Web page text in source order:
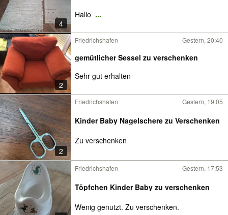
4
Hallo ...
2
Friedrichshafen Gestern, 20:40
gemütlicher Sessel zu verschenken
Sehr gut erhalten
2
Friedrichshafen Gestern, 19:05
Kinder Baby Nagelschere zu Verschenken
Zu verschenken
Friedrichshafen Gestern, 17:53
Töpfchen Kinder Baby zu verschenken
Wenig genutzt. Zu verschenken.